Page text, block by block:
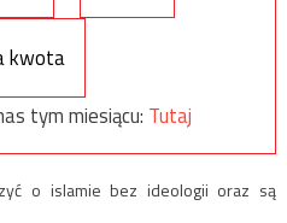
kwota
tym miesiącu: Tutaj
o islamie bez ideologii oraz są